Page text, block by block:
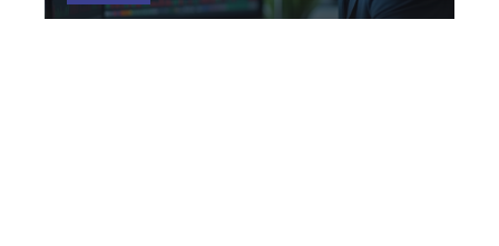
Investissements judicieux en